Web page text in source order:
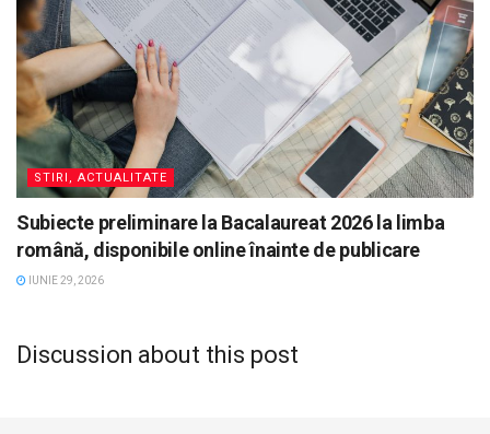
STIRI, ACTUALITATE
Subiecte preliminare la Bacalaureat 2026 la limba
română, disponibile online înainte de publicare
IUNIE 29, 2026
Discussion about this post